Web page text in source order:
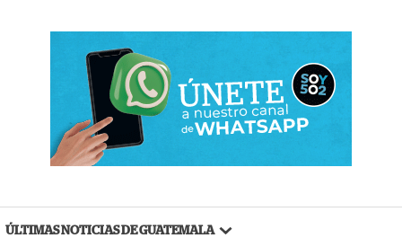
ÚLTIMAS NOTICIAS DE GUATEMALA